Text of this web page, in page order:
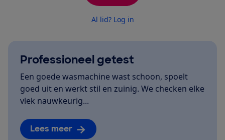
Al lid? Log in
Professioneel getest
Een goede wasmachine wast schoon, spoelt
goed uit en werkt stil en zuinig. We checken elke
vlek nauwkeurig...
Lees meer